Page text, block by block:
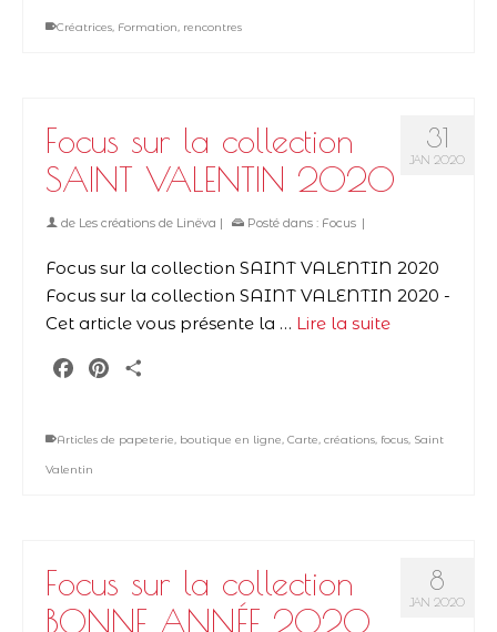
Créatrices, Formation, rencontres
31
JAN 2020
Focus sur la collection
SAINT VALENTIN 2020
de Les créations de Linëva | Posté dans : Focus |
Focus sur la collection SAINT VALENTIN 2020
Focus sur la collection SAINT VALENTIN 2020 -
Cet article vous présente la … Lire la suite
FacebookPinterest
Articles de papeterie, boutique en ligne, Carte, créations, focus, Saint
Valentin
8
JAN 2020
Focus sur la collection
BONNE ANNÉE 2020